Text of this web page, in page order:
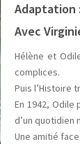
Adaptation
Avec
Hélène et
complices.
Puis l’Histoire
En 1942,
d’un quotidien
Une amitié